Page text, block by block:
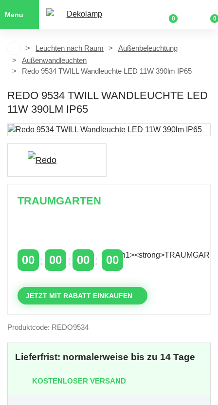
Menu
0 0
Leuchten nach Raum
Außenbeleuchtung
Außenwandleuchten
Redo 9534 TWILL Wandleuchte LED 11W 390lm IP65
REDO 9534 TWILL WANDLEUCHTE LED
11W 390LM IP65
TRAUMGARTEN
00 00 00 00
JETZT MIT RABATT EINKAUFEN
Produktcode: REDO9534
Lieferfrist: normalerweise bis zu 14 Tage
KOSTENLOSER VERSAND